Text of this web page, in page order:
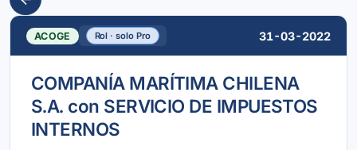
ACOGE Rol · solo Pro 31-03-2022
COMPANÍA MARÍTIMA CHILENA
S.A. con SERVICIO DE IMPUESTOS
INTERNOS